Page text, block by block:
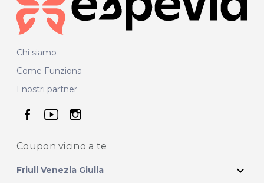
Chi siamo
Come Funziona
I nostri partner
seguici su facebook
seguici su youtube
seguici su instagram
Coupon vicino a te
Friuli Venezia Giulia expand_more